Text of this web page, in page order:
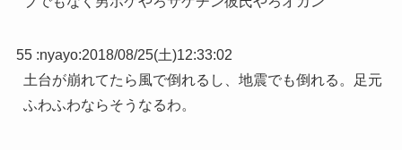
55 :nyayo:2018/08/25(土)12:33:02
土台が崩れてたら風で倒れるし、地震でも倒れる。足元
ふわふわならそうなるわ。